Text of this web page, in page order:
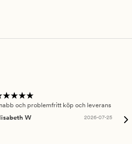
och problemfritt köp och leverans
W
2026-07-25